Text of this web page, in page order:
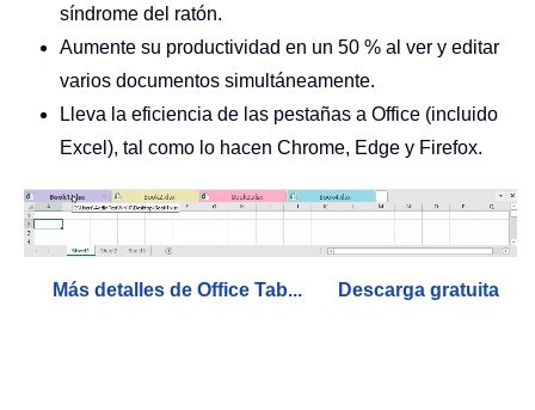
síndrome del ratón.
Aumente su productividad en un 50 % al ver y editar
varios documentos simultáneamente.
Lleva la eficiencia de las pestañas a Office (incluido
Excel), tal como lo hacen Chrome, Edge y Firefox.
Más detalles de Office Tab... Descarga gratuita